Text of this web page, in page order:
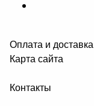
Оплата и доставка
Карта сайта
Контакты